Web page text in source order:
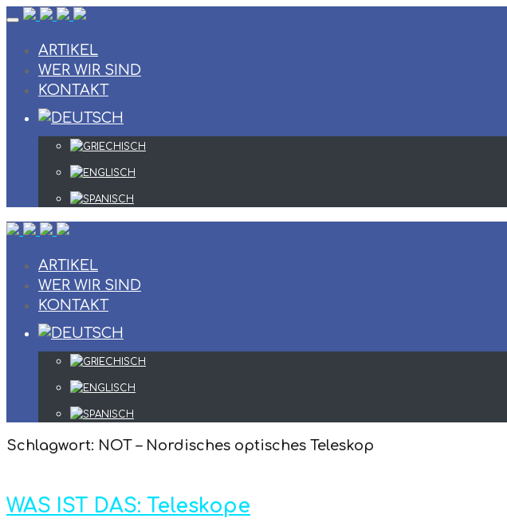
Skip
contentARTIKEL
WER WIR SIND
KONTAKT
ARTIKEL
WER WIR SIND
KONTAKT
Schlagwort: NOT – Nordisches optisches Teleskop
WAS IST DAS: Teleskope